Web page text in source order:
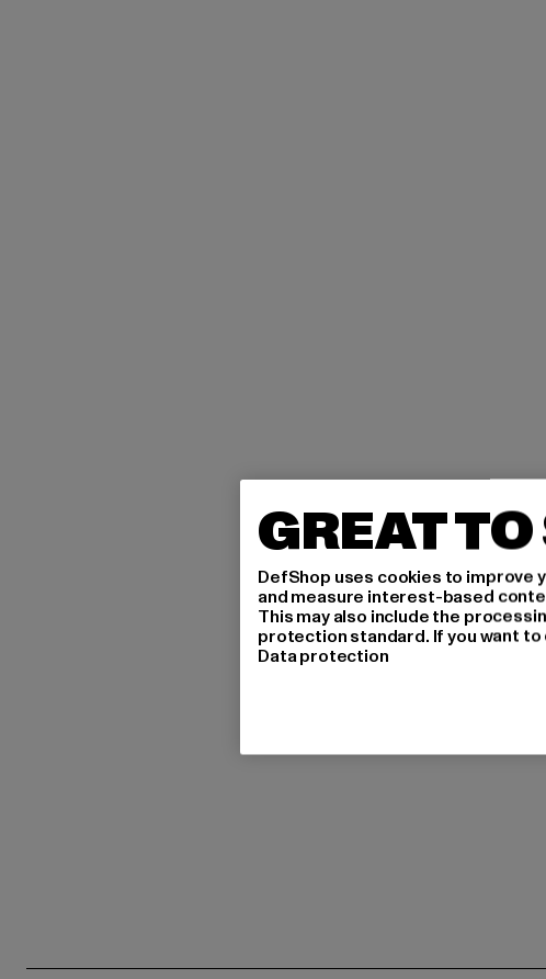
GREAT TO
DefShop uses cookies to improve
and measure interest-based
This may also include the
protection standard. If you want to
Data protection